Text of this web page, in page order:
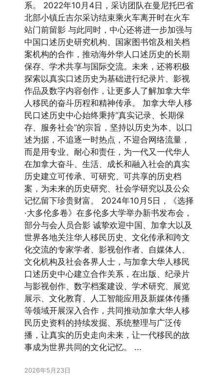
系。 2022年10月4日，采访团队在曼尼托巴省
北部小镇丘吉尔采访结束乘火车离开时在火车
站门前留影 与此同时，中心还将进一步加强与
中国口述历史研究机构、国家图书馆及相关档
案机构的合作，推动海外华人口述历史的长期
保存、学术共享与国际交流。未来，还将积极
探索以真实口述历史为基础进行纪录片、影视
作品及数字内容创作，让更多人了解加拿大华
人移民的奋斗历程和精神传承。 加拿大华人移
民口述历史中心始终秉持“真实记录、长期保
存、服务社会”的宗旨，坚持以历史为本、以口
述为据，不追逐一时热点，不迎合网络流量，
而是用专业、耐心和责任，为一代又一代华人
在加拿大奋斗、生活、成长和融入社会的真实
历史建立可传承、可研究、可共享的历史档
案，为未来的历史研究、社会学研究以及公众
记忆留下珍贵财富。 2024年10月5日，《选择
·大多伦多卷》在多伦多大学举办新书发布会，
部分与会人员合影 诚挚欢迎中国、加拿大以及
世界各地关注华人移民历史、文化传承和跨文
化交流的专家学者、影视创作者、自媒体人、
文化机构及社会各界人士，与加拿大华人移民
口述历史中心建立合作关系，在出版、纪录片
与影视创作、数字档案建设、学术研究、展览
展示、文化教育、人工智能应用及新媒体传播
等领域开展深入合作，共同推动加拿大华人移
民历史资料的持续发掘、系统整理与广泛传
播，让真实的历史走向未来，让一代移民的故
事成为世界共同的文化记忆。 ...
2026年5月23日